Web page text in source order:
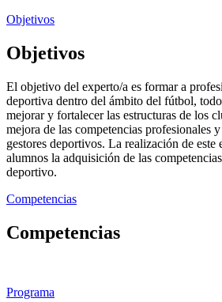
Objetivos
Objetivos
El objetivo del experto/a es formar a
deportiva dentro del ámbito del fútbol,
mejorar y fortalecer las estructuras de los
mejora de las competencias profesionales
gestores deportivos. La realización de este
alumnos la adquisición de las
deportivo.
Competencias
Competencias
Programa